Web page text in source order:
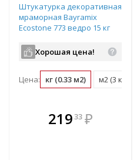
Штукатурка декоративная
мраморная Bayramix
Ecostone 773 ведро 15 кг
Хорошая цена!
Цена: кг (0.33 м2) м2 (3 кг)
21933 ₽
В комплекте
всегда выгоднее!